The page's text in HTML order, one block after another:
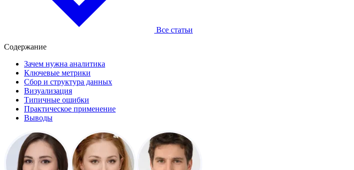
Все статьи
Содержание
Зачем нужна аналитика
Ключевые метрики
Сбор и структура данных
Визуализация
Типичные ошибки
Практическое применение
Выводы